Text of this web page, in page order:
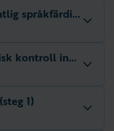
– undefined
– undefined
Ryska A, Fonetik och muntlig språkfärdighet
– undefined
Smärtfysiologi och motorisk kontroll inom muskuloskeletal rehabilitering
1)